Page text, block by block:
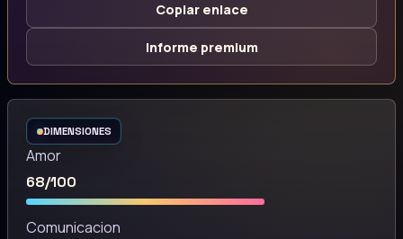
Copiar enlace
Informe premium
DIMENSIONES
Amor
68/100
Comunicacion